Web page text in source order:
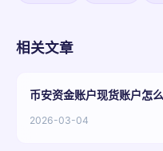
相关文章
币安资金账户现货账户怎
2026-03-04